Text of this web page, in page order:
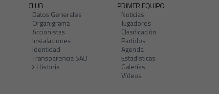
CLUB
Datos Generales
Organigrama
Accionistas
Instalaciones
Identidad
Transparencia SAD
Historia
PRIMER EQUIPO
Noticias
Jugadores
Clasificación
Partidos
Agenda
Estadísticas
Galerías
Vídeos